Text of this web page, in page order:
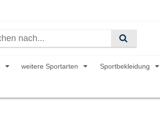
weitere Sportarten Sportbekleidung